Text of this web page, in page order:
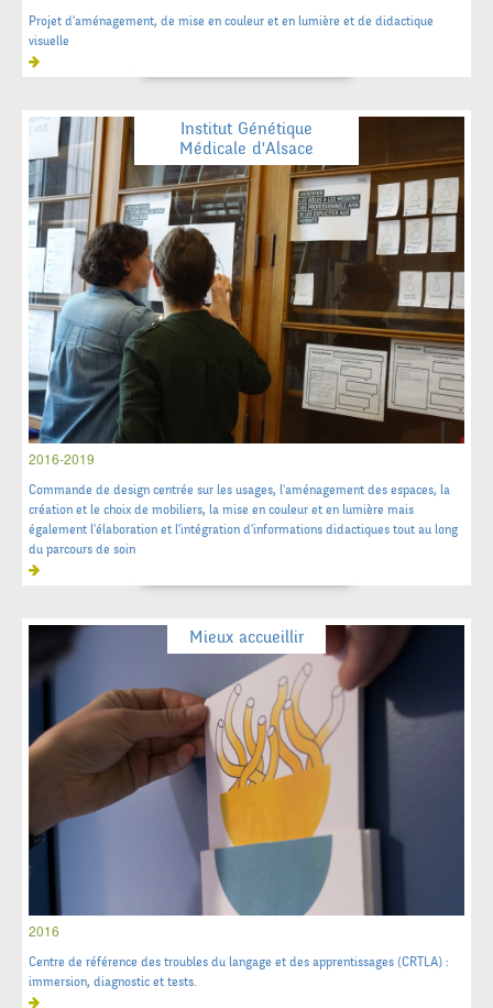
Projet d'aménagement, de mise en couleur et en lumière et de didactique
visuelle
Institut Génétique
Médicale d'Alsace
2016-2019
Commande de design centrée sur les usages, l'aménagement des espaces, la
création et le choix de mobiliers, la mise en couleur et en lumière mais
également l'élaboration et l'intégration d'informations didactiques tout au long
du parcours de soin
Mieux accueillir
2016
Centre de référence des troubles du langage et des apprentissages (CRTLA) :
immersion, diagnostic et tests.